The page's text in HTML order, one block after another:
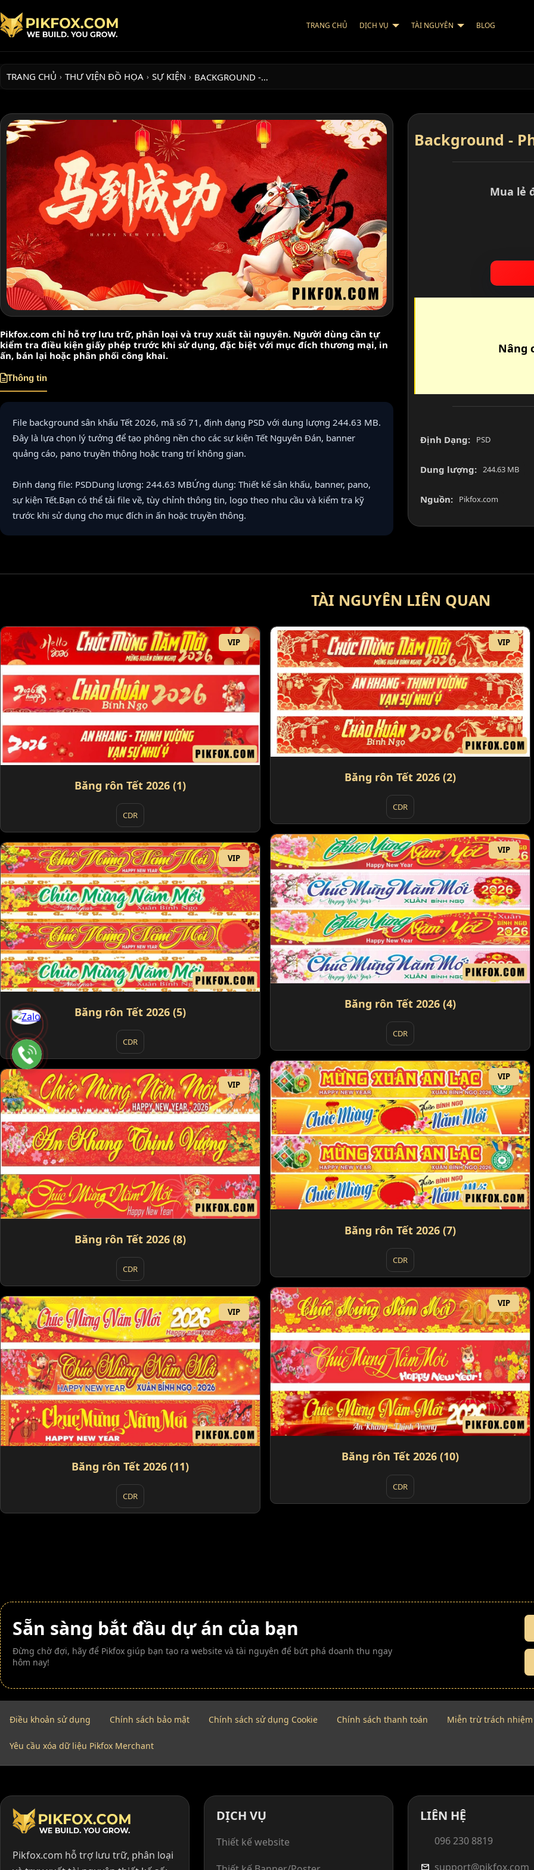
TRANG CHỦ DỊCH VỤ TÀI NGUYÊN BLOG
TRANG CHỦ › THƯ VIỆN ĐỒ HỌA › SỰ KIỆN › BACKGROUND -…
Pikfox.com chỉ hỗ trợ lưu trữ, phân loại và truy xuất tài nguyên. Người dùng cần tự
kiểm tra điều kiện giấy phép trước khi sử dụng, đặc biệt với mục đích thương mại, in
ấn, bán lại hoặc phân phối công khai.
Thông tin
File background sân khấu Tết 2026, mã số 71, định dạng PSD với dung lượng 244.63 MB.
Đây là lựa chọn lý tưởng để tạo phông nền cho các sự kiện Tết Nguyên Đán, banner
quảng cáo, pano truyền thông hoặc trang trí không gian.
Định dạng file: PSDDung lượng: 244.63 MBỨng dụng: Thiết kế sân khấu, banner, pano,
sự kiện Tết.Bạn có thể tải file về, tùy chỉnh thông tin, logo theo nhu cầu và kiểm tra kỹ
trước khi sử dụng cho mục đích in ấn hoặc truyền thông.
Background -
Mua lẻ
Nâng
Định Dạng: PSD
Dung lượng: 244.63 MB
Nguồn: Pikfox.com
TÀI NGUYÊN LIÊN QUAN
VIP
Băng rôn Tết 2026 (1)
CDR
VIP
Băng rôn Tết 2026 (2)
CDR
VIP
Băng rôn Tết 2026 (4)
CDR
VIP
Băng rôn Tết 2026 (5)
CDR
VIP
Băng rôn Tết 2026 (7)
CDR
VIP
Băng rôn Tết 2026 (8)
CDR
VIP
Băng rôn Tết 2026 (10)
CDR
VIP
Băng rôn Tết 2026 (11)
CDR
Sẵn sàng bắt đầu dự án của bạn
Đừng chờ đợi, hãy để Pikfox giúp bạn tạo ra website và tài nguyên để bứt phá doanh thu ngay
hôm nay!
Điều khoản sử dụng Chính sách bảo mật Chính sách sử dụng Cookie Chính sách thanh toán Miễn trừ trách nhiệm
Yêu cầu xóa dữ liệu Pikfox Merchant
Pikfox.com hỗ trợ lưu trữ, phân loại
DỊCH VỤ
Thiết kế website
LIÊN HỆ
096 230 8819
support@pikfox.com